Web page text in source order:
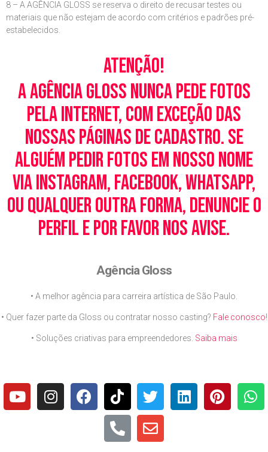
8 – A AGÊNCIA GLOSS se reserva o direito de recusar testes ou
materiais que não estejam de acordo com critérios e padrões pré-
estabelecidos.
Atenção!
A Agência Gloss nunca pede fotos
pela Internet, com exceção das
nossas páginas de cadastro. Se
alguém pedir fotos em nosso nome
via Instagram, Facebook, WhatsApp,
ou qualquer outra forma, denuncie o
perfil e por favor nos avise.
Agência Gloss
• A melhor agência para carreira artística de São Paulo.
• Quer fazer parte da Gloss ou contratar nosso casting? Fale conosco!
• Soluções criativas para empreendedores. Saiba mais